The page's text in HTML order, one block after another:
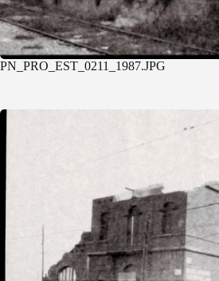
PN_PRO_EST_0211_1987.JPG